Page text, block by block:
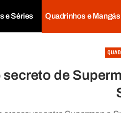
e Séries Quadrinhos e Mangás
de